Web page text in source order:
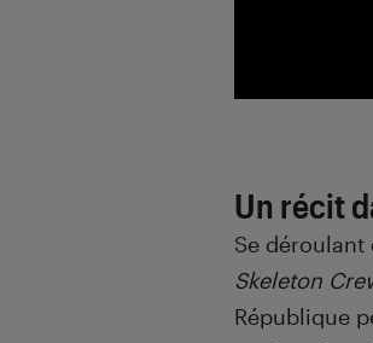
Un récit
Se déroulant
Skeleton
République